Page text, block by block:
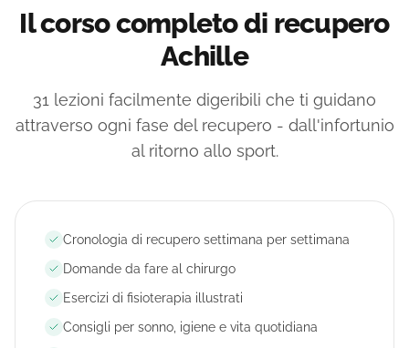
Il corso completo di recupero
Achille
31 lezioni facilmente digeribili che ti guidano
attraverso ogni fase del recupero - dall'infortunio
al ritorno allo sport.
Cronologia di recupero settimana per settimana
Domande da fare al chirurgo
Esercizi di fisioterapia illustrati
Consigli per sonno, igiene e vita quotidiana